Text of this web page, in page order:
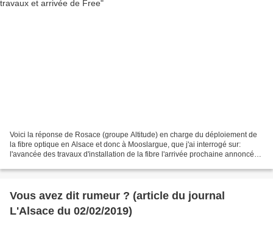
Voici la réponse de Rosace (groupe Altitude) en charge du déploiement de
la fibre optique en Alsace et donc à Mooslargue, que j'ai interrogé sur:
l'avancée des travaux d'installation de la fibre l'arrivée prochaine annoncée
Vous avez dit rumeur ? (article du journal
L'Alsace du 02/02/2019)